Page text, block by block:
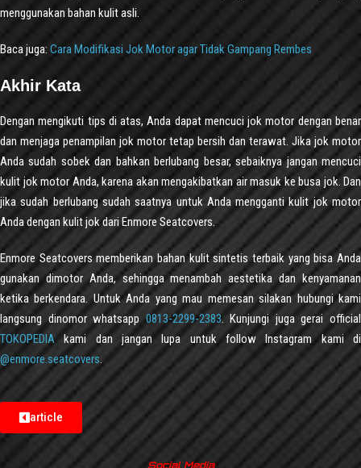
menggunakan bahan kulit asli.
Baca juga: Cara Modifikasi Jok Motor agar Tidak Gampang Rembes
Akhir Kata
Dengan mengikuti tips di atas, Anda dapat mencuci jok motor dengan benar
dan menjaga penampilan jok motor tetap bersih dan terawat. Jika jok motor
Anda sudah sobek dan bahkan berlubang besar, sebaiknya jangan mencuci
kulit jok motor Anda, karena akan mengakibatkan air masuk ke busa jok. Dan
jika sudah berlubang sudah saatnya untuk Anda mengganti kulit jok motor
Anda dengan kulit jok dari Enmore Seatcovers.
Enmore Seatcovers memberikan bahan kulit sintetis terbaik yang bisa Anda
gunakan dimotor Anda, sehingga menambah aestetika dan kenyamanan
ketika berkendara. Untuk Anda yang mau memesan silakan hubungi kami
langsung dinomor whatsapp0813-2299-2383. Kunjungi juga gerai official
TOKOPEDIAkami dan jangan lupa untuk follow Instagram kami di
@enmore.seatcovers.
article
Social Media